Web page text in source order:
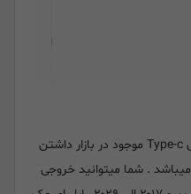
میباشد . شما میتوانید خروجی